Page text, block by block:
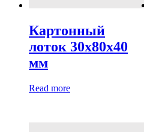
Картонный
лоток 30х80х40
мм
Read more